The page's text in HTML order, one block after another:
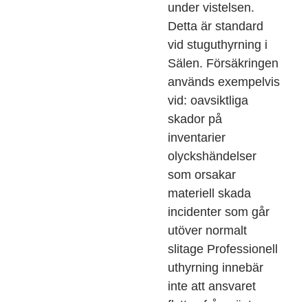
under vistelsen.
Detta är standard
vid stuguthyrning i
Sälen. Försäkringen
används exempelvis
vid: oavsiktliga
skador på
inventarier
olyckshändelser
som orsakar
materiell skada
incidenter som går
utöver normalt
slitage Professionell
uthyrning innebär
inte att ansvaret